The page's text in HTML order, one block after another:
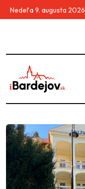
Nedeľa 9. augusta 2026